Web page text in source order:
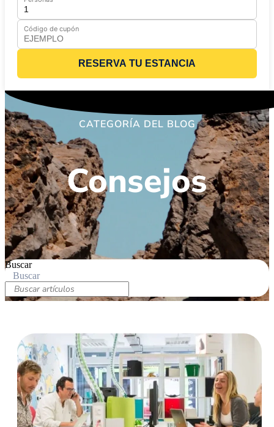
Código de cupón
RESERVA TU ESTANCIA
CATEGORÍA DEL BLOG
Consejos
Buscar
Buscar